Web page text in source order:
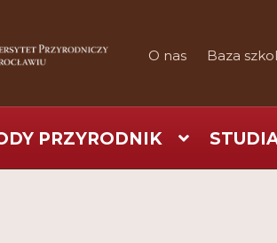
O nas Baza
PRZYRODNIK